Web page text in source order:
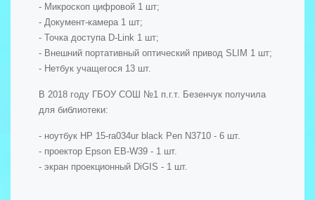
- Микроскоп цифровой 1 шт;
- Документ-камера 1 шт;
- Точка доступа D-Link 1 шт;
- Внешний портативный оптический привод SLIM 1 шт;
- Нетбук учащегося 13 шт.
В 2018 году ГБОУ СОШ №1 п.г.т. Безенчук получила
для библиотеки:
- ноутбук HP 15-ra034ur black Pen N3710 - 6 шт.
- проектор Epson EB-W39 - 1 шт.
- экран проекционный DiGIS - 1 шт.